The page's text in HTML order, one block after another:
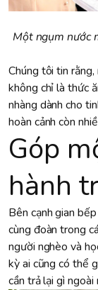
Một ngụm nước
Chúng tôi tin
không chỉ là thức
nhàng dành cho
hoàn cảnh còn
Góp
hành
Bên cạnh gian
cùng đoàn trong
người nghèo và
kỳ ai cũng có thể
cần trả lại gì ngoài